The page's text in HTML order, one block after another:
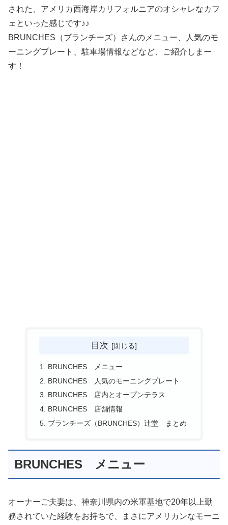
された、アメリカ西海岸カリフォルニアのオシャレなカフ
ェといった感じです♪♪
BRUNCHES（ブランチーズ）さんのメニュー、人気のモ
ーニングプレート、駐車場情報などなど、ご紹介しまー
す！
目次
BRUNCHES メニュー
BRUNCHES 人気のモーニングプレート
BRUNCHES 店内とオープンテラス
BRUNCHES 店舗情報
ブランチーズ（BRUNCHES）辻堂 まとめ
BRUNCHES メニュー
オーナーご夫妻は、神奈川県内の米軍基地で20年以上勤
務されていた経験をお持ちで、まさにアメリカンなモーニ